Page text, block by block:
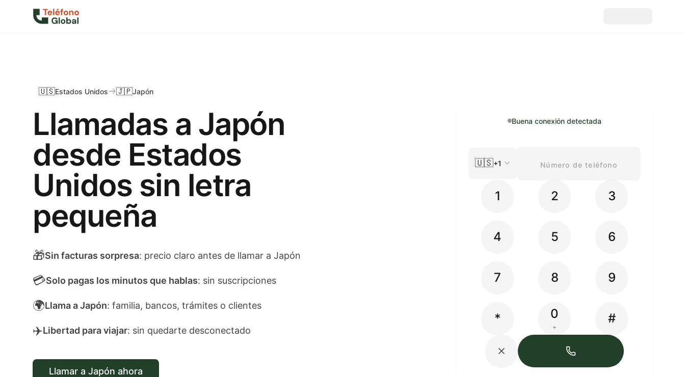
Llamadas a Japón
desde Estados
Unidos sin letra
pequeña
🇺🇸Estados Unidos 🇯🇵Japón
🎁Sin facturas sorpresa: precio claro antes de llamar a Japón
💳Solo pagas los minutos que hablas: sin suscripciones
🌍Llama a Japón: familia, bancos, trámites o clientes
✈️Libertad para viajar: sin quedarte desconectado
Llamar a Japón ahora
Buena conexión detectada
🇺🇸+1
1 2 3
4 5 6
7 8 9
* 0
+
#